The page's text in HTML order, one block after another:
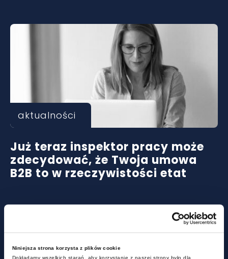
Niniejsza strona korzysta z plików cookie
Dokładamy wszelkich starań, aby korzystanie z naszej strony było dla
aktualności
Już teraz inspektor pracy może
zdecydować, że Twoja umowa
B2B to w rzeczywistości etat